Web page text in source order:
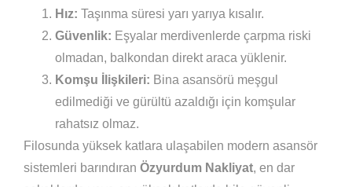
Hız: Taşınma süresi yarı yarıya kısalır.
Güvenlik: Eşyalar merdivenlerde çarpma riski
olmadan, balkondan direkt araca yüklenir.
Komşu İlişkileri: Bina asansörü meşgul
edilmediği ve gürültü azaldığı için komşular
rahatsız olmaz.
Filosunda yüksek katlara ulaşabilen modern asansör
sistemleri barındıran Özyurdum Nakliyat, en dar